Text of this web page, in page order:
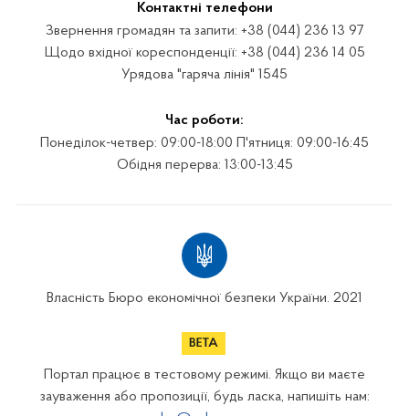
Контактні телефони
Звернення громадян та запити: +38 (044) 236 13 97
Щодо вхідної кореспонденції: +38 (044) 236 14 05
Урядова "гаряча лінія" 1545
Час роботи:
Понеділок-четвер: 09:00-18:00 П'ятниця: 09:00-16:45
Обідня перерва: 13:00-13:45
Власність Бюро економічної безпеки України. 2021
Портал працює в тестовому режимі. Якщо ви маєте
зауваження або пропозиції, будь ласка, напишіть нам: